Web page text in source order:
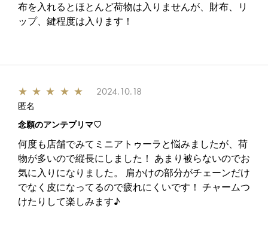
布を入れるとほとんど荷物は入りませんが、財布、リ
ップ、鍵程度は入ります！
★ ★ ★ ★ ★ 2024.10.18
匿名
念願のアンテプリマ♡
何度も店舗でみてミニアトゥーラと悩みましたが、荷
物が多いので縦長にしました！ あまり被らないのでお
気に入りになりました。 肩かけの部分がチェーンだけ
でなく皮になってるので疲れにくいです！ チャームつ
けたりして楽しみます♪